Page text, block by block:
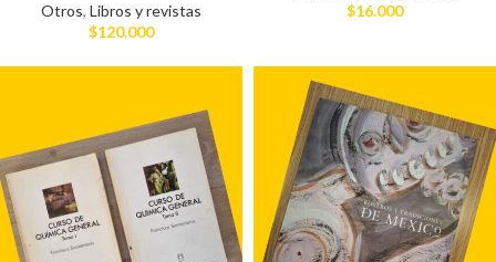
Otros, Libros y revistas
$120.000
$16.000